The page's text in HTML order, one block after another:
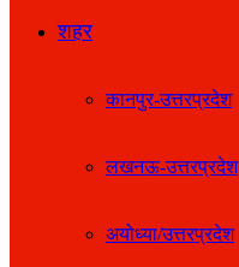
शहर
कानपुर-उत्तरप्रदेश
लखनऊ-उत्तरप्रदेश
अयोध्या/उत्तरप्रदेश